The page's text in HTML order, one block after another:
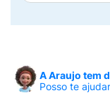
A Araujo tem
Posso te